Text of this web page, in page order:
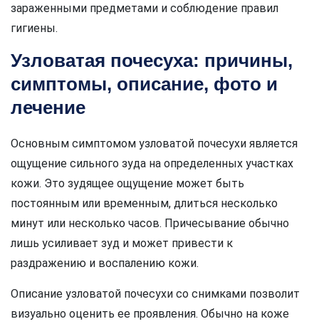
зараженными предметами и соблюдение правил
гигиены.
Узловатая почесуха: причины,
симптомы, описание, фото и
лечение
Основным симптомом узловатой почесухи является
ощущение сильного зуда на определенных участках
кожи. Это зудящее ощущение может быть
постоянным или временным, длиться несколько
минут или несколько часов. Причесывание обычно
лишь усиливает зуд и может привести к
раздражению и воспалению кожи.
Описание узловатой почесухи со снимками позволит
визуально оценить ее проявления. Обычно на коже